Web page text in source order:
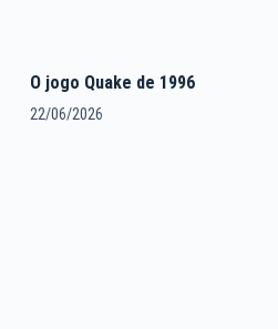
O jogo Quake de 1996
22/06/2026